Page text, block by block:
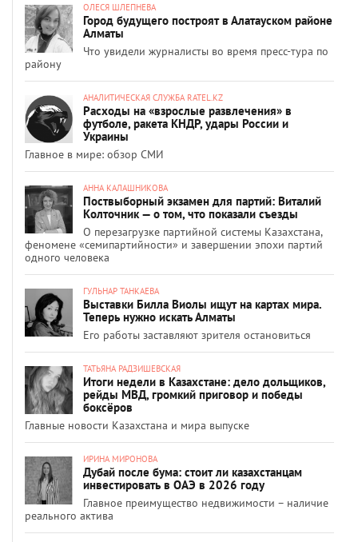
ОЛЕСЯ ШЛЕПНЕВА
Город будущего построят в Алатауском районе
Алматы
Что увидели журналисты во время пресс-тура по
району
АНАЛИТИЧЕСКАЯ СЛУЖБА RATEL.KZ
Расходы на «взрослые развлечения» в
футболе, ракета КНДР, удары России и
Украины
Главное в мире: обзор СМИ
АННА КАЛАШНИКОВА
Поствыборный экзамен для партий: Виталий
Колточник — о том, что показали съезды
О перезагрузке партийной системы Казахстана,
феномене «семипартийности» и завершении эпохи партий
одного человека
ГУЛЬНАР ТАНКАЕВА
Выставки Билла Виолы ищут на картах мира.
Теперь нужно искать Алматы
Его работы заставляют зрителя остановиться
ТАТЬЯНА РАДЗИШЕВСКАЯ
Итоги недели в Казахстане: дело дольщиков,
рейды МВД, громкий приговор и победы
боксёров
Главные новости Казахстана и мира выпуске
ИРИНА МИРОНОВА
Дубай после бума: стоит ли казахстанцам
инвестировать в ОАЭ в 2026 году
Главное преимущество недвижимости – наличие
реального актива